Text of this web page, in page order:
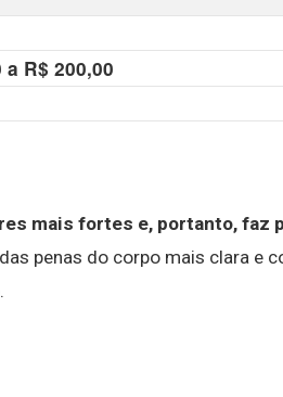
a R$ 200,00
mais fortes e, portanto, faz
penas do corpo mais clara e